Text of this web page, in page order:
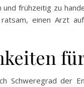
frühzeitig zu
einen Arzt
Schweregrad der